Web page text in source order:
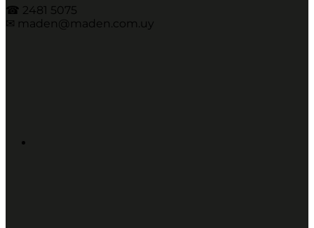
☎︎ 2481 5075
✉︎ maden@maden.com.uy